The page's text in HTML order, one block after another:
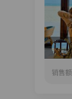
销售额